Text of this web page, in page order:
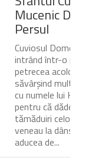
Mucenic
Persul
Cuviosul Dometie
intrând într-o peșteră,
petrecea acolo
săvârșind multe minuni
cu numele lui Hristos,
pentru că dădea
tămăduiri celor ce
veneau la dânsul și îi
aducea de...